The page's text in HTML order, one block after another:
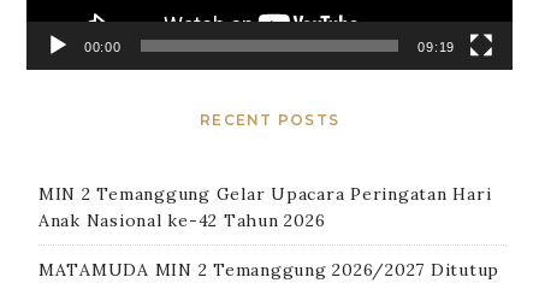
00:00 09:19
RECENT POSTS
MIN 2 Temanggung Gelar Upacara Peringatan Hari
Anak Nasional ke-42 Tahun 2026
MATAMUDA MIN 2 Temanggung 2026/2027 Ditutup